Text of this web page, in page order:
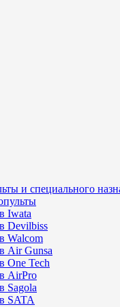
и специального
Iwata
Devilbiss
Walcom
Air Gunsa
One Tech
AirPro
Sagola
SATA